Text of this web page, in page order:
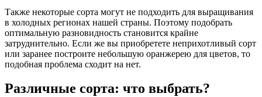
Также некоторые сорта могут не подходить для выращивания
в холодных регионах нашей страны. Поэтому подобрать
оптимальную разновидность становится крайне
затруднительно. Если же вы приобретете неприхотливый сорт
или заранее построите небольшую оранжерею для цветов, то
подобная проблема сходит на нет.
Различные сорта: что выбрать?